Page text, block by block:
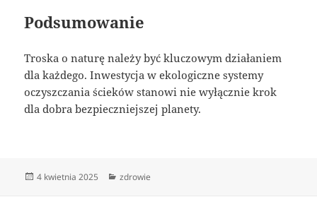
Podsumowanie
Troska o naturę należy być kluczowym działaniem
dla każdego. Inwestycja w ekologiczne systemy
oczyszczania ścieków stanowi nie wyłącznie krok
dla dobra bezpieczniejszej planety.
Data
4 kwietnia 2025 Kategorie
zdrowie